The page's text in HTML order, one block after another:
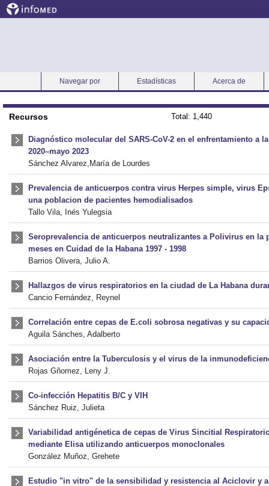
Navegar por Estadísticas Acerca de
Recursos Total: 1,440
Diagnóstico molecular del SARS-CoV-2 en el enfrentamiento a
2020–mayo 2023
Sánchez Alvarez,María de Lourdes
Prevalencia de anticuerpos contra virus Herpes simple, virus
una poblacion de pacientes hemodialisados
Tallo Vila, Inés Yulegsia
Seroprevalencia de anticuerpos neutralizantes a Polivirus en la
meses en Cuidad de la Habana 1997 - 1998
Barrios Olivera, Julio A.
Hallazgos de virus respiratorios en la ciudad de La Habana
Cancio Fernández, Reynel
Correlación entre cepas de E.coli sobrosa negativas y su
Aguila Sánches, Adalberto
Asociación entre la Tuberculosis y el virus de la
Rojas Gñomez, Leny J.
Co-infección Hepatitis B/C y VIH
Sánchez Ruiz, Julieta
Variabilidad antigénetica de cepas de Virus Sincitial
mediante Elisa utilizando anticuerpos monoclonales
González Muñoz, Grehete
Estudio "in vitro" de la sensibilidad y resistencia al Aciclovir y